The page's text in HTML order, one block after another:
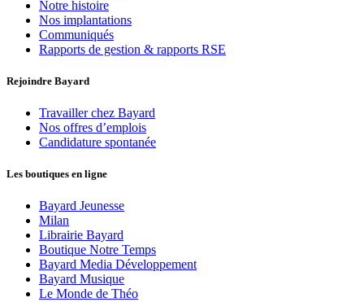
Notre histoire
Nos implantations
Communiqués
Rapports de gestion & rapports RSE
Rejoindre Bayard
Travailler chez Bayard
Nos offres d’emplois
Candidature spontanée
Les boutiques en ligne
Bayard Jeunesse
Milan
Librairie Bayard
Boutique Notre Temps
Bayard Media Développement
Bayard Musique
Le Monde de Théo